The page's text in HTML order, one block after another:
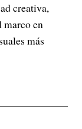
creativa,
marco en
más